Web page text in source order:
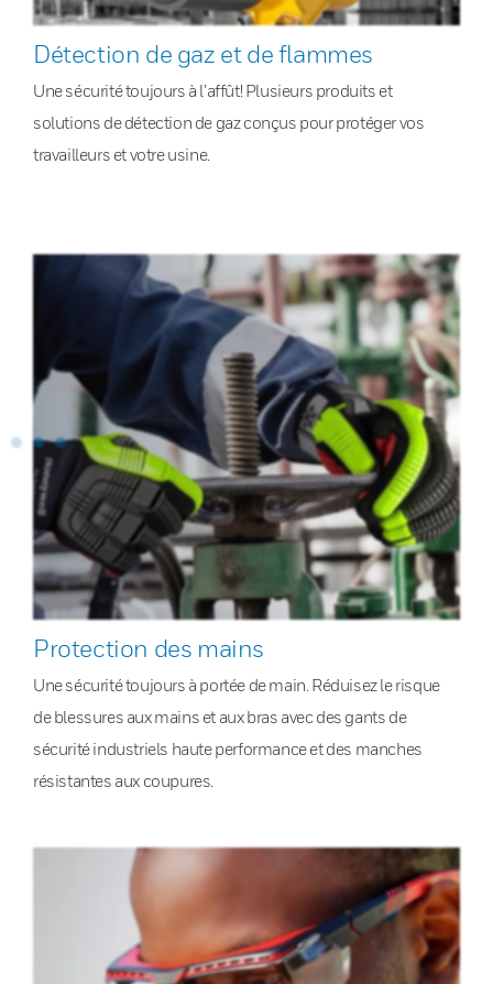
Détection de gaz et de flammes
Une sécurité toujours à l’affût! Plusieurs produits et
solutions de détection de gaz conçus pour protéger vos
travailleurs et votre usine.
Protection des mains
Une sécurité toujours à portée de main. Réduisez le risque
de blessures aux mains et aux bras avec des gants de
sécurité industriels haute performance et des manches
résistantes aux coupures.